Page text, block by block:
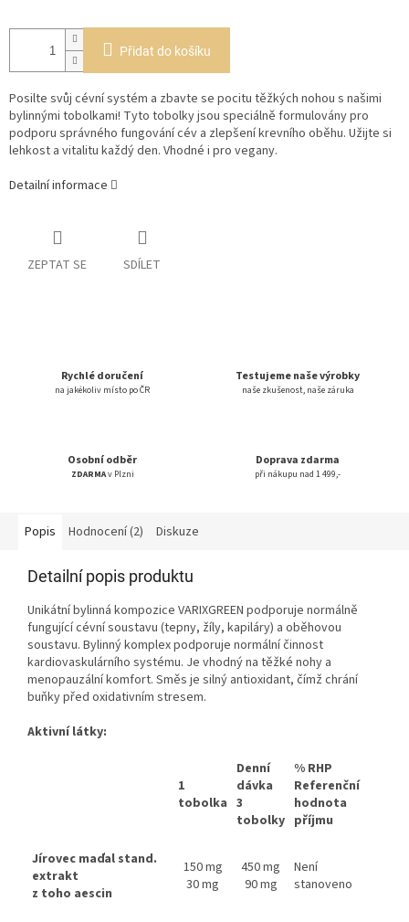
Přidat do košíku
Posilte svůj cévní systém a zbavte se pocitu těžkých nohou s našimi
bylinnými tobolkami! Tyto tobolky jsou speciálně formulovány pro
podporu správného fungování cév a zlepšení krevního oběhu. Užijte si
lehkost a vitalitu každý den. Vhodné i pro vegany.
Detailní informace
ZEPTAT SE SDÍLET
Rychlé doručení
na jakékoliv místo po ČR
Testujeme naše výrobky
naše zkušenost, naše záruka
Osobní odběr
ZDARMAv Plzni
Doprava zdarma
při nákupu nad 1 499,-
Popis Hodnocení (2) Diskuze
Detailní popis produktu
Unikátní bylinná kompozice VARIXGREEN podporuje normálně
fungující cévní soustavu (tepny, žíly, kapiláry) a oběhovou
soustavu. Bylinný komplex podporuje normální činnost
kardiovaskulárního systému. Je vhodný na těžké nohy a
menopauzální komfort. Směs je silný antioxidant, čímž chrání
buňky před oxidativním stresem.
Aktivní látky:
1
tobolka
Denní
dávka
3
tobolky
% RHP
Referenční
hodnota
příjmu
Jírovec maďal stand.
extrakt
z toho aescin
150 mg
30 mg
450 mg
90 mg
Není
stanoveno